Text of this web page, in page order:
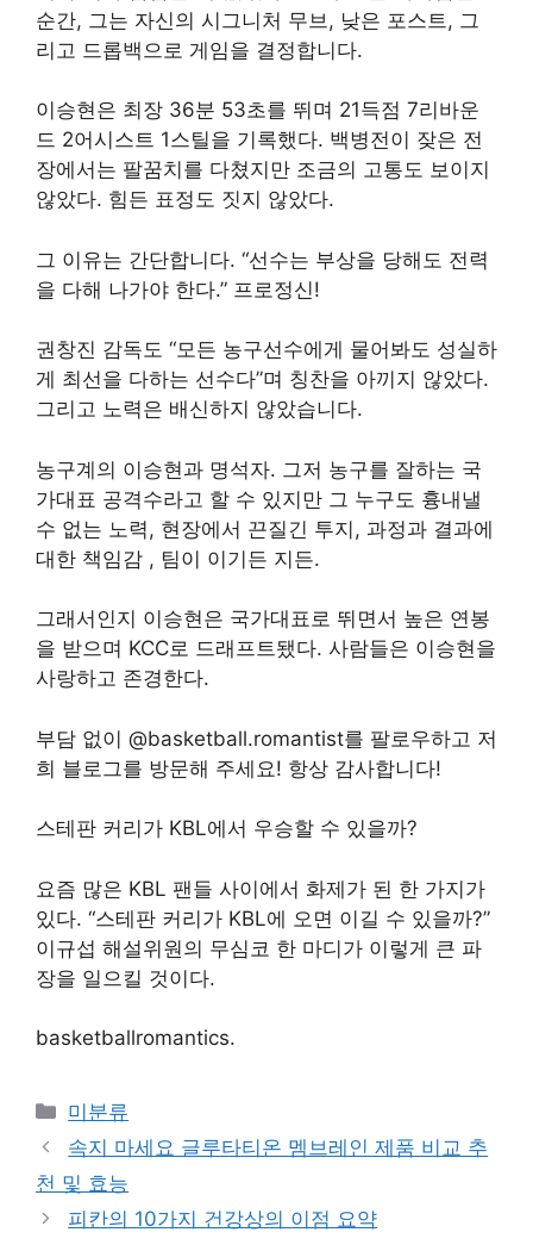
순간, 그는 자신의 시그니처 무브, 낮은 포스트, 그
리고 드롭백으로 게임을 결정합니다.
이승현은 최장 36분 53초를 뛰며 21득점 7리바운
드 2어시스트 1스틸을 기록했다. 백병전이 잦은 전
장에서는 팔꿈치를 다쳤지만 조금의 고통도 보이지
않았다. 힘든 표정도 짓지 않았다.
그 이유는 간단합니다. “선수는 부상을 당해도 전력
을 다해 나가야 한다.” 프로정신!
권창진 감독도 “모든 농구선수에게 물어봐도 성실하
게 최선을 다하는 선수다”며 칭찬을 아끼지 않았다.
그리고 노력은 배신하지 않았습니다.
농구계의 이승현과 명석자. 그저 농구를 잘하는 국
가대표 공격수라고 할 수 있지만 그 누구도 흉내낼
수 없는 노력, 현장에서 끈질긴 투지, 과정과 결과에
대한 책임감 , 팀이 이기든 지든.
그래서인지 이승현은 국가대표로 뛰면서 높은 연봉
을 받으며 KCC로 드래프트됐다. 사람들은 이승현을
사랑하고 존경한다.
부담 없이 @basketball.romantist를 팔로우하고 저
희 블로그를 방문해 주세요! 항상 감사합니다!
스테판 커리가 KBL에서 우승할 수 있을까?
요즘 많은 KBL 팬들 사이에서 화제가 된 한 가지가
있다. “스테판 커리가 KBL에 오면 이길 수 있을까?”
이규섭 해설위원의 무심코 한 마디가 이렇게 큰 파
장을 일으킬 것이다.
basketballromantics.
Categories
미분류
속지 마세요 글루타티온 멤브레인 제품 비교 추
천 및 효능
피칸의 10가지 건강상의 이점 요약